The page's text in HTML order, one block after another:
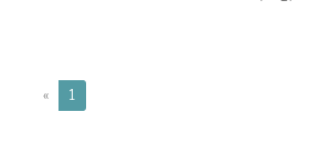
« 1